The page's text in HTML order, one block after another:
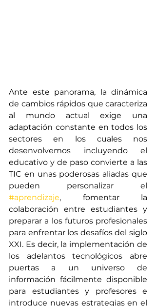
Ante este panorama, la dinámica
de cambios rápidos que caracteriza
al mundo actual exige una
adaptación constante en todos los
sectores en los cuales nos
desenvolvemos incluyendo el
educativo y de paso convierte a las
TIC en unas poderosas aliadas que
#aprendizaje, fomentar la
colaboración entre estudiantes y
preparar a los futuros profesionales
para enfrentar los desafíos del siglo
XXI. Es decir, la implementación de
los adelantos tecnológicos abre
puertas a un universo de
información fácilmente disponible
para estudiantes y profesores e
introduce nuevas estrategias en el